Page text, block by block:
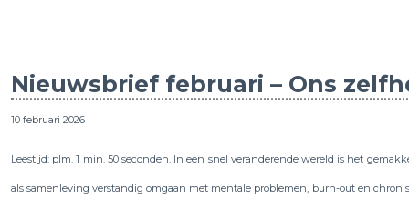
Nieuwsbrief februari – Ons
10 februari 2026
Leestijd: plm. 1 min. 50 seconden. In een snel veranderende wereld is het
als samenleving verstandig omgaan met mentale problemen, burn-out en